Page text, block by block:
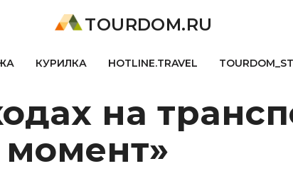
TOURDOM.RU
КУРИЛКА HOTLINE.TRAVEL
на